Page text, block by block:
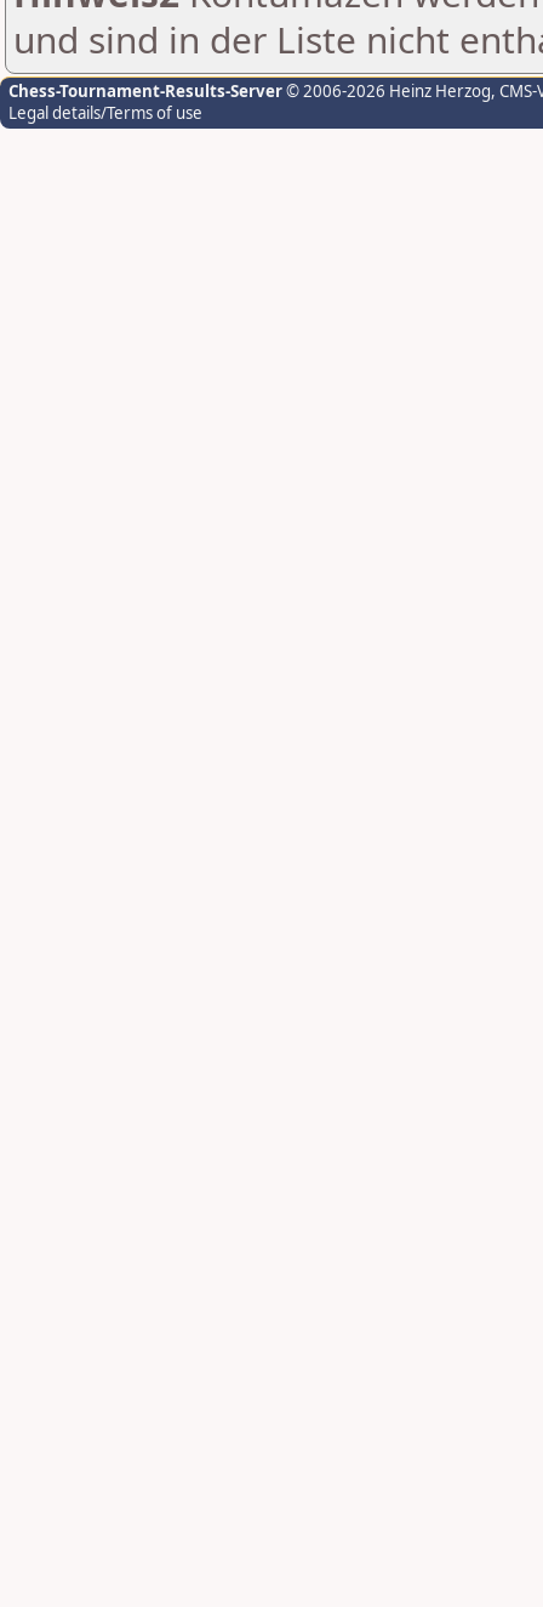
und sind in der Liste nicht
Chess-Tournament-Results-Server© 2006-2026 Heinz Herzog,
Legal details/Terms of use